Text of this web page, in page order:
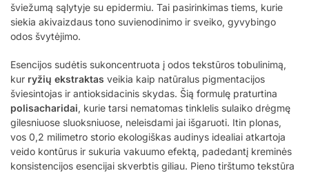
šviežumą sąlytyje su epidermiu. Tai pasirinkimas tiems, kurie
siekia akivaizdaus tono suvienodinimo ir sveiko, gyvybingo
odos švytėjimo.
Esencijos sudėtis sukoncentruota į odos tekstūros tobulinimą,
kur ryžių ekstraktas veikia kaip natūralus pigmentacijos
šviesintojas ir antioksidacinis skydas. Šią formulę praturtina
polisacharidai, kurie tarsi nematomas tinklelis sulaiko drėgmę
gilesniuose sluoksniuose, neleisdami jai išgaruoti. Itin plonas,
vos 0,2 milimetro storio ekologiškas audinys idealiai atkartoja
veido kontūrus ir sukuria vakuumo efektą, padedantį kreminės
konsistencijos esencijai skverbtis giliau. Pieno tirštumo tekstūra